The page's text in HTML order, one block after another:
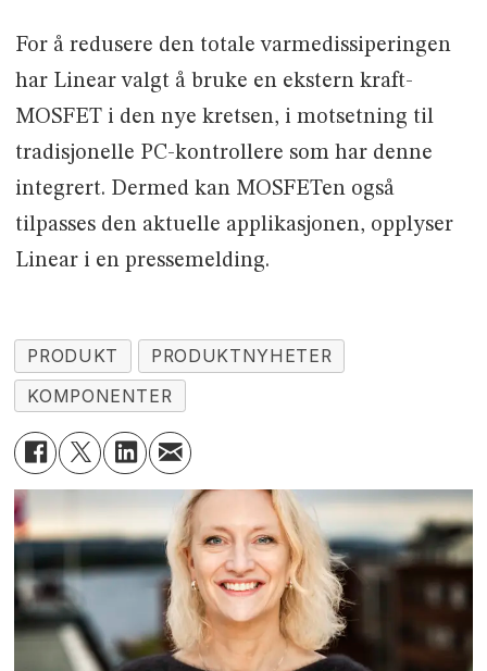
For å redusere den totale varmedissiperingen
har Linear valgt å bruke en ekstern kraft-
MOSFET i den nye kretsen, i motsetning til
tradisjonelle PC-kontrollere som har denne
integrert. Dermed kan MOSFETen også
tilpasses den aktuelle applikasjonen, opplyser
Linear i en pressemelding.
PRODUKT
PRODUKTNYHETER
KOMPONENTER